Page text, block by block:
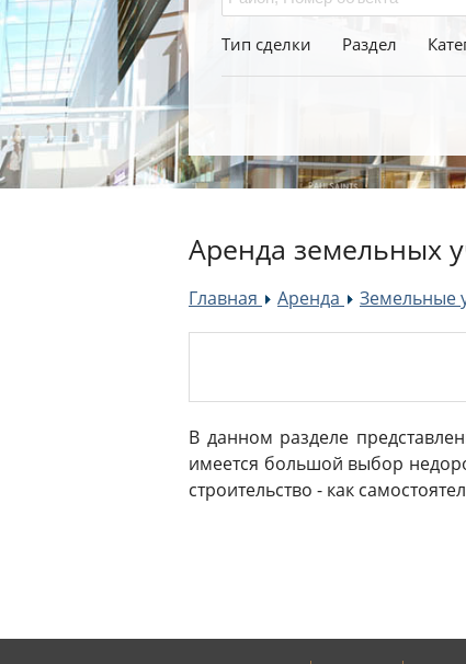
Тип сделки Раздел
Аренда земельных
Главная »
Аренда »
Земельные
В данном разделе
имеется большой выбор
строительство - как